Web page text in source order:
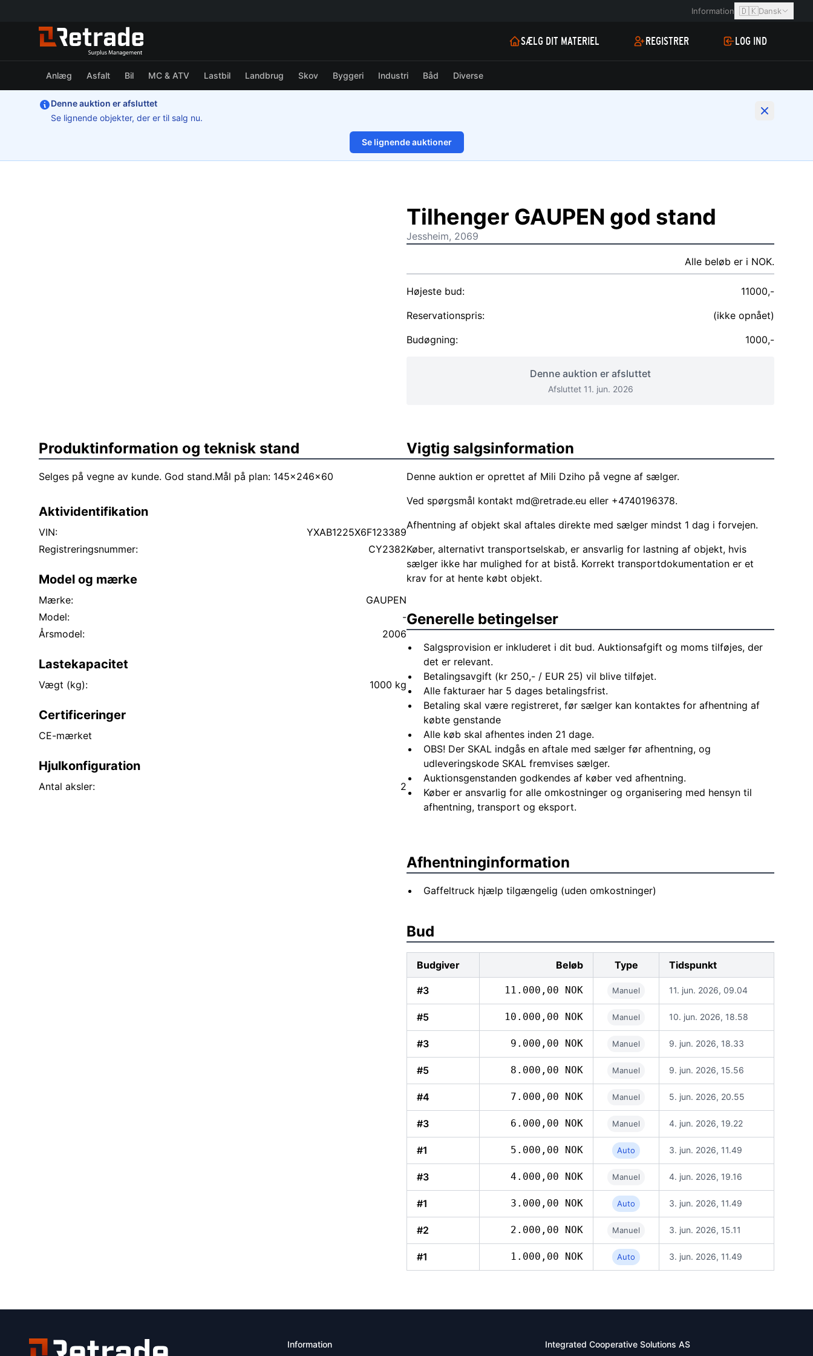
Information 🇩🇰Dansk
SÆLG DIT MATERIEL REGISTRER LOG IND
Anlæg Asfalt Bil MC & ATV Lastbil Landbrug Skov Byggeri Industri Båd Diverse
Denne auktion er afsluttet
Se lignende objekter, der er til salg nu.
Se lignende auktioner
1/11
Tilhenger GAUPEN god stand
Jessheim, 2069
Alle beløb er i NOK.
Højeste bud:
11000,-
Reservationspris:
(ikke opnået)
Budøgning:
1000,-
Denne auktion er afsluttet
Afsluttet 11. jun. 2026
Produktinformation og teknisk stand
Selges på vegne av kunde. God stand.Mål på plan: 145x246x60
Aktividentifikation
VIN:
YXAB1225X6F123389
Registreringsnummer:
CY2382
Model og mærke
Mærke:
GAUPEN
Model:
-
Årsmodel:
2006
Lastekapacitet
Vægt (kg): 1000 kg
Certificeringer
CE-mærket
Hjulkonfiguration
Antal aksler: 2
Vigtig salgsinformation
Denne auktion er oprettet af Mili Dziho på vegne af sælger.
Ved spørgsmål kontakt md@retrade.eu eller +4740196378.
Afhentning af objekt skal aftales direkte med sælger mindst 1 dag i forvejen.
Køber, alternativt transportselskab, er ansvarlig for lastning af objekt, hvis
sælger ikke har mulighed for at bistå. Korrekt transportdokumentation er et
krav for at hente købt objekt.
Generelle betingelser
Salgsprovision er inkluderet i dit bud. Auktionsafgift og moms tilføjes, der
det er relevant.
Betalingsavgift (kr 250,- / EUR 25) vil blive tilføjet.
Alle fakturaer har 5 dages betalingsfrist.
Betaling skal være registreret, før sælger kan kontaktes for afhentning af
købte genstande
Alle køb skal afhentes inden 21 dage.
OBS! Der SKAL indgås en aftale med sælger før afhentning, og
udleveringskode SKAL fremvises sælger.
Auktionsgenstanden godkendes af køber ved afhentning.
Køber er ansvarlig for alle omkostninger og organisering med hensyn til
afhentning, transport og eksport.
Afhentninginformation
Gaffeltruck hjælp tilgængelig (uden omkostninger)
Bud
Budgiver Beløb Type Tidspunkt
#3 11.000,00 NOK Manuel 11. jun. 2026, 09.04
#5 10.000,00 NOK Manuel 10. jun. 2026, 18.58
#3 9.000,00 NOK Manuel 9. jun. 2026, 18.33
#5 8.000,00 NOK Manuel 9. jun. 2026, 15.56
#4 7.000,00 NOK Manuel 5. jun. 2026, 20.55
#3 6.000,00 NOK Manuel 4. jun. 2026, 19.22
#1 5.000,00 NOK Auto 3. jun. 2026, 11.49
#3 4.000,00 NOK Manuel 4. jun. 2026, 19.16
#1 3.000,00 NOK Auto 3. jun. 2026, 11.49
#2 2.000,00 NOK Manuel 3. jun. 2026, 15.11
#1 1.000,00 NOK Auto 3. jun. 2026, 11.49
Information Integrated Cooperative Solutions AS